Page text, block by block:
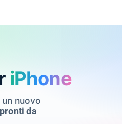
iPhone
nuovo
pronti da